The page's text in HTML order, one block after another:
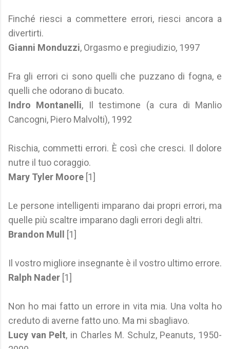
Finché riesci a commettere errori, riesci ancora a
divertirti.
Gianni Monduzzi, Orgasmo e pregiudizio, 1997
Fra gli errori ci sono quelli che puzzano di fogna, e
quelli che odorano di bucato.
Indro Montanelli, Il testimone (a cura di Manlio
Cancogni, Piero Malvolti), 1992
Rischia, commetti errori. È così che cresci. Il dolore
nutre il tuo coraggio.
Mary Tyler Moore [1]
Le persone intelligenti imparano dai propri errori, ma
quelle più scaltre imparano dagli errori degli altri.
Brandon Mull
[1]
Il vostro migliore insegnante è il vostro ultimo errore.
Ralph Nader [1]
Non ho mai fatto un errore in vita mia. Una volta ho
creduto di averne fatto uno. Ma mi sbagliavo.
Lucy van Pelt, in Charles M. Schulz, Peanuts, 1950-